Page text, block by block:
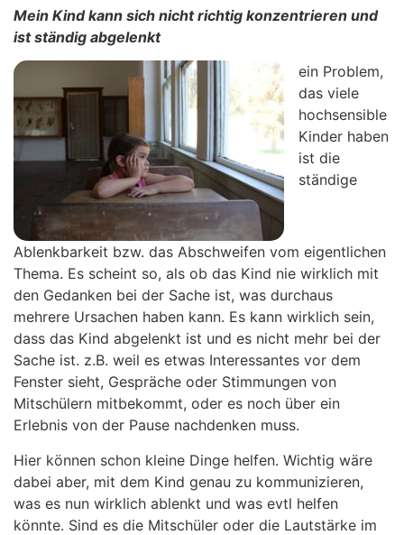
Mein Kind kann sich nicht richtig konzentrieren und
ist ständig abgelenkt
ein Problem,
das viele
hochsensible
Kinder haben
ist die
ständige
Ablenkbarkeit bzw. das Abschweifen vom eigentlichen
Thema. Es scheint so, als ob das Kind nie wirklich mit
den Gedanken bei der Sache ist, was durchaus
mehrere Ursachen haben kann. Es kann wirklich sein,
dass das Kind abgelenkt ist und es nicht mehr bei der
Sache ist. z.B. weil es etwas Interessantes vor dem
Fenster sieht, Gespräche oder Stimmungen von
Mitschülern mitbekommt, oder es noch über ein
Erlebnis von der Pause nachdenken muss.
Hier können schon kleine Dinge helfen. Wichtig wäre
dabei aber, mit dem Kind genau zu kommunizieren,
was es nun wirklich ablenkt und was evtl helfen
könnte. Sind es die Mitschüler oder die Lautstärke im